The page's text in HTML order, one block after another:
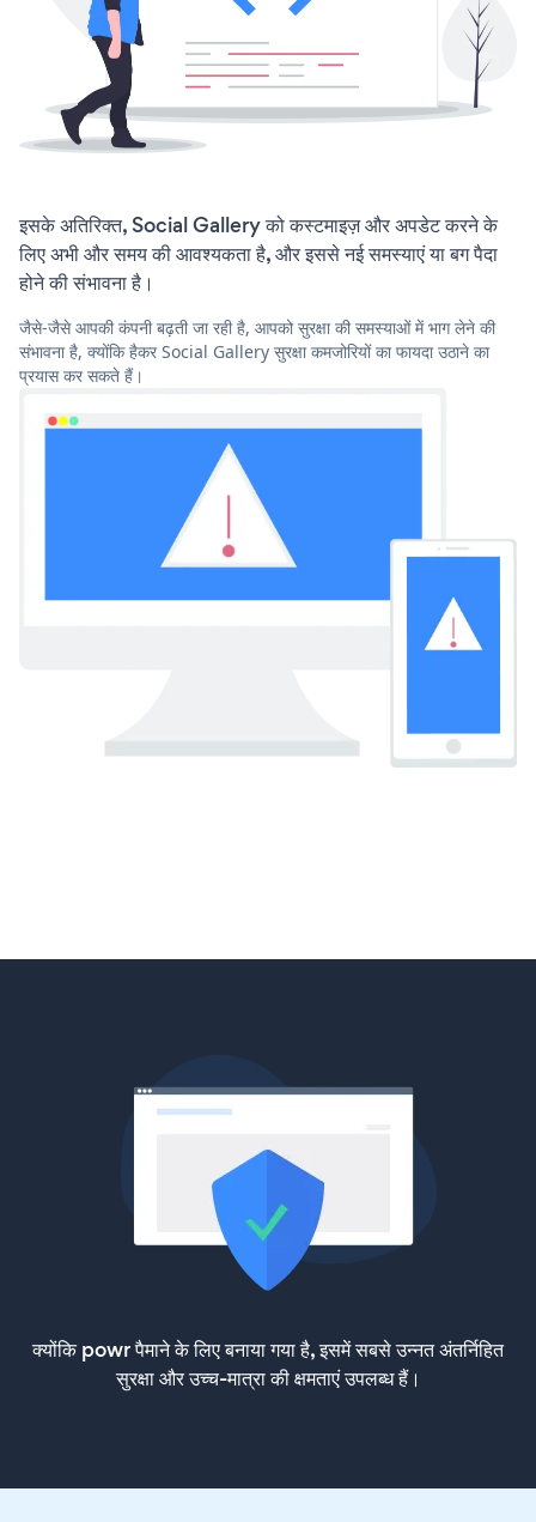
इसके अतिरिक्त, Social Gallery को कस्टमाइज़ और अपडेट करने के
लिए अभी और समय की आवश्यकता है, और इससे नई समस्याएं या बग पैदा
होने की संभावना है।
जैसे-जैसे आपकी कंपनी बढ़ती जा रही है, आपको सुरक्षा की समस्याओं में भाग लेने की
संभावना है, क्योंकि हैकर Social Gallery सुरक्षा कमजोरियों का फायदा उठाने का
प्रयास कर सकते हैं।
क्योंकि powr पैमाने के लिए बनाया गया है, इसमें सबसे उन्नत अंतर्निहित
सुरक्षा और उच्च-मात्रा की क्षमताएं उपलब्ध हैं।